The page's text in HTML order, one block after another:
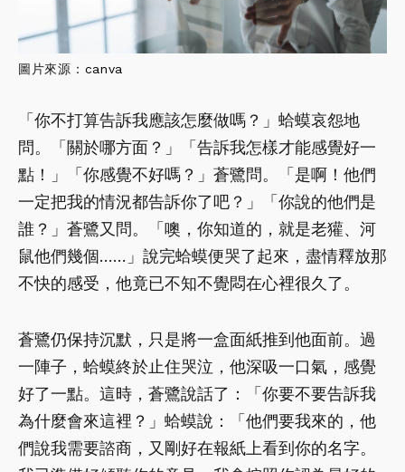
圖片來源： canva
「你不打算告訴我應該怎麼做嗎？」蛤蟆哀怨地
問。「關於哪方面？」「告訴我怎樣才能感覺好一
點！」「你感覺不好嗎？」蒼鷺問。「是啊！他們
一定把我的情況都告訴你了吧？」「你說的他們是
誰？」蒼鷺又問。「噢，你知道的，就是老獾、河
鼠他們幾個……」說完蛤蟆便哭了起來，盡情釋放那
不快的感受，他竟已不知不覺悶在心裡很久了。
蒼鷺仍保持沉默，只是將一盒面紙推到他面前。過
一陣子，蛤蟆終於止住哭泣，他深吸一口氣，感覺
好了一點。這時，蒼鷺說話了：「你要不要告訴我
為什麼會來這裡？」蛤蟆說：「他們要我來的，他
們說我需要諮商，又剛好在報紙上看到你的名字。